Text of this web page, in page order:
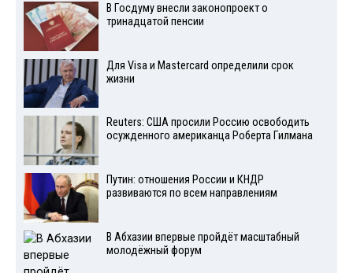
В Госдуму внесли законопроект о
тринадцатой пенсии
Для Visа и Mastercard определили срок
жизни
Reuters: США просили Россию освободить
осужденного американца Роберта Гилмана
Путин: отношения России и КНДР
развиваются по всем направлениям
В Абхазии впервые пройдёт масштабный
молодёжный форум